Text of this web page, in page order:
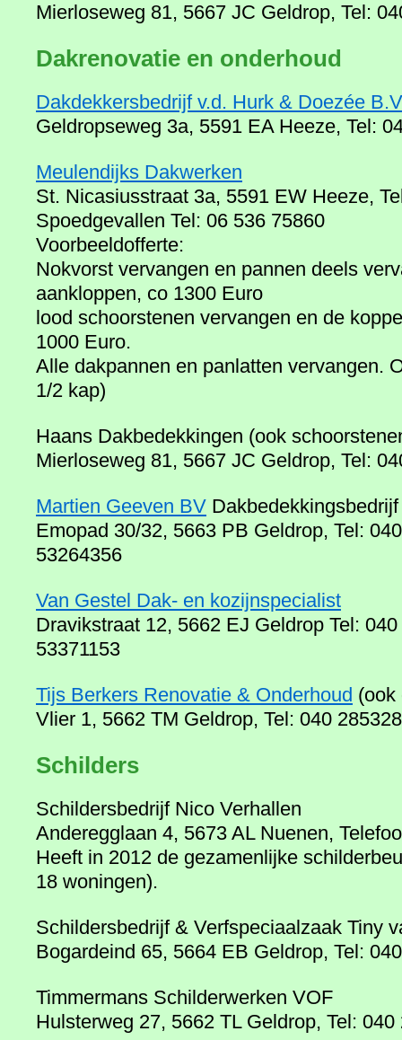
Mierloseweg 81, 5667 JC Geldrop, Tel:
Dakrenovatie en onderhoud
Dakdekkersbedrijf v.d. Hurk & Doezée
Geldropseweg 3a, 5591 EA Heeze, Tel:
Meulendijks Dakwerken
St. Nicasiusstraat 3a, 5591 EW Heeze,
Spoedgevallen Tel: 06 536 75860
Voorbeeldofferte:
Nokvorst vervangen en pannen deels
aankloppen, co 1300 Euro
lood schoorstenen vervangen en de
1000 Euro.
Alle dakpannen en panlatten vervangen.
1/2 kap)
Haans Dakbedekkingen (ook
Mierloseweg 81, 5667 JC Geldrop, Tel:
Martien Geeven BV
Emopad 30/32, 5663 PB Geldrop, Tel:
53264356
Van Gestel Dak- en kozijnspecialist
Dravikstraat 12, 5662 EJ Geldrop Tel:
53371153
Tijs Berkers Renovatie & Onderhoud (ook
Vlier 1, 5662 TM Geldrop, Tel: 040
Schilders
Schildersbedrijf Nico Verhallen
Anderegglaan 4, 5673 AL Nuenen,
Heeft in 2012 de gezamenlijke
18 woningen).
Schildersbedrijf & Verfspeciaalzaak Tiny
Bogardeind 65, 5664 EB Geldrop, Tel:
Timmermans Schilderwerken VOF
Hulsterweg 27, 5662 TL Geldrop, Tel: 040